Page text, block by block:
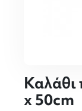
Καλάθι
x 50cm